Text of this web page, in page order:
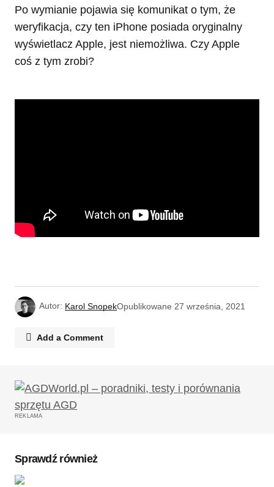
Po wymianie pojawia się komunikat o tym, że
weryfikacja, czy ten iPhone posiada oryginalny
wyświetlacz Apple, jest niemożliwa. Czy Apple
coś z tym zrobi?
Autor: Karol SnopekOpublikowane 27 września, 2021
Add a Comment
Twój adres email nie zostanie opublikowany.
Wymagane pola są oznaczone
REKLAMA
Sprawdź również